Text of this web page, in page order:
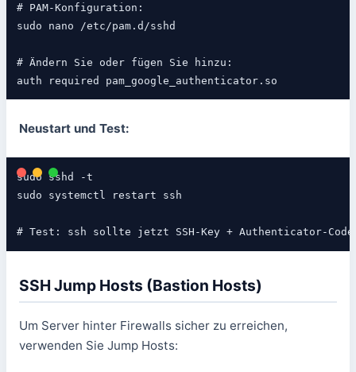
# PAM-Konfiguration:
sudo nano /etc/pam.d/sshd
# Ändern Sie oder fügen Sie hinzu:
auth required pam_google_authenticator.so
Neustart und Test:
sudo sshd -t
sudo systemctl restart ssh
# Test: ssh sollte jetzt SSH-Key + Authenticator-
SSH Jump Hosts (Bastion Hosts)
Um Server hinter Firewalls sicher zu erreichen,
verwenden Sie Jump Hosts: